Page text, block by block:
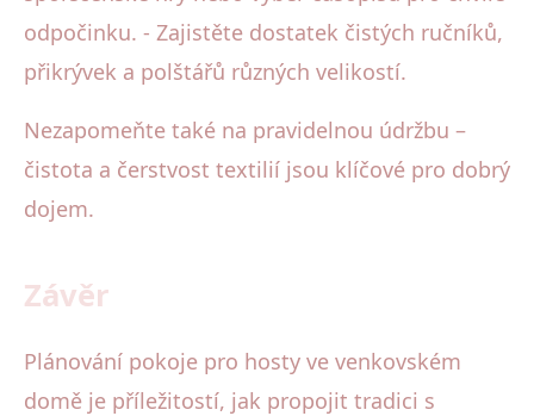
odpočinku. - Zajistěte dostatek čistých ručníků,
přikrývek a polštářů různých velikostí.
Nezapomeňte také na pravidelnou údržbu –
čistota a čerstvost textilií jsou klíčové pro dobrý
dojem.
Závěr
Plánování pokoje pro hosty ve venkovském
domě je příležitostí, jak propojit tradici s